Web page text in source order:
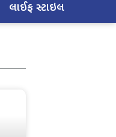
લાઈફ સ્ટાઇલ